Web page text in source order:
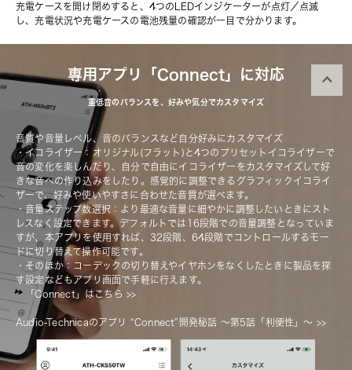
充電ケースを開け閉めすると、4つのLEDインジケーターが点灯／点滅
し、充電状況や充電ケースの電池残量の確認が一目で分かります。
専用アプリ「Connect」に対応
重低音のバランスを、好みや気分でカスタマイズ
音質や音量レベル、音のバランスなど自分好みにカスタマイズ
・イコライザー：オリジナル(フラット)と4つのプリセットイコライザーで
音の変化を楽しんだり、自分で自由にイコライザーをカスタマイズして好
きな音への作り込みをしたり。感覚的に調整できるグラフィックイコライ
ザーで、好みや使いやすさに合わせた音質が選べます。
・音量ステップ数選択：より最適な音量に細やかに調整したいときにスト
レスなく設定できます。デフォルトでは16段階での音量調整となっていま
すが、本アプリを使用すれば、32段階、64段階でコントロールするモー
ドに切り替えて操作可能です。
・そのほか：コーデックの切り替えやイヤホンをなくしたときに製品を探
す設定などもアプリ画面で手軽に行えます。
「Connect」はこちら >>
Audio-Technicaのアプリ “Connect”開発秘話 〜第5話「利便性」〜 >>